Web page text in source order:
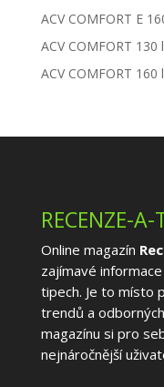
ACV COMFORT E
ACV COMFORT 130
ACV COMFORT 160
RECENZE-A-
Online magazín
zajímavé
tipech. Je to místo
trendů a
magazínu si pro
nejnáročnější